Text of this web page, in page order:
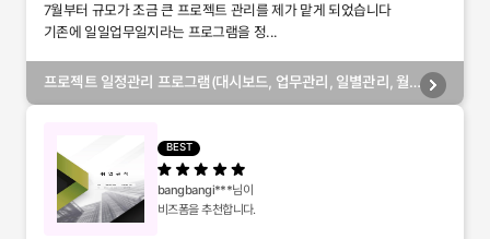
7월부터 규모가 조금 큰 프로젝트 관리를 제가 맡게 되었습니다
기존에 일일업무일지라는 프로그램을 정...
프로젝트 일정관리 프로그램(대시보드, 업무관리, 일별관리, 월
BEST
bangbangi***님이
비즈폼을 추천합니다.